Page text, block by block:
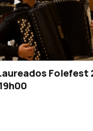
Folefest